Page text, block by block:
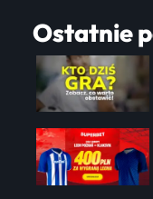
Ostatnie